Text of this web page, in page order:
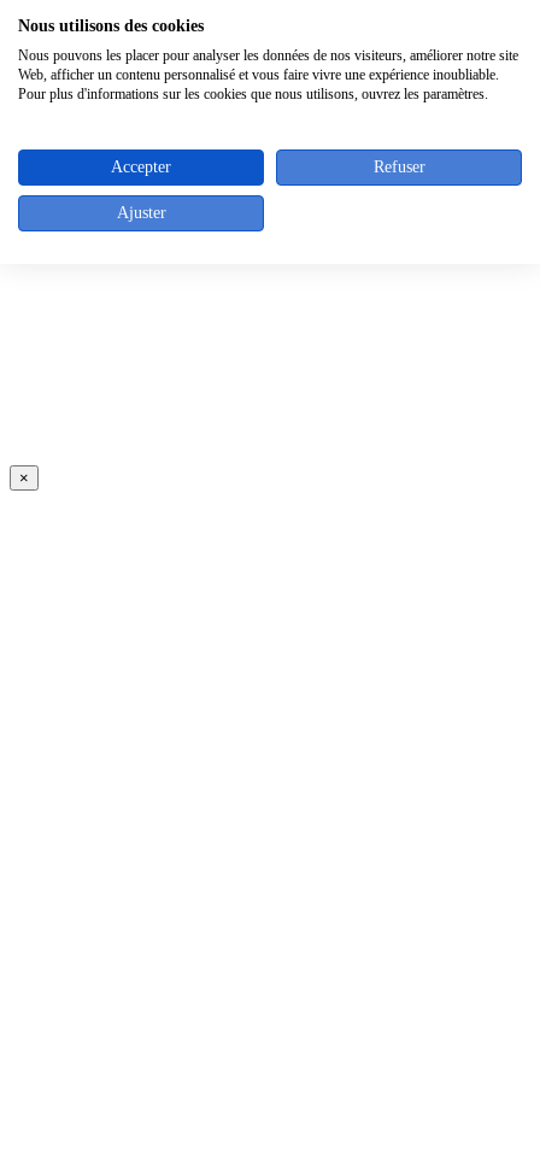
×
×
Nous utilisons des cookies
Nous pouvons les placer pour analyser les données de nos visiteurs, améliorer notre site
Web, afficher un contenu personnalisé et vous faire vivre une expérience inoubliable.
Pour plus d'informations sur les cookies que nous utilisons, ouvrez les paramètres.
Accepter Refuser
Ajuster